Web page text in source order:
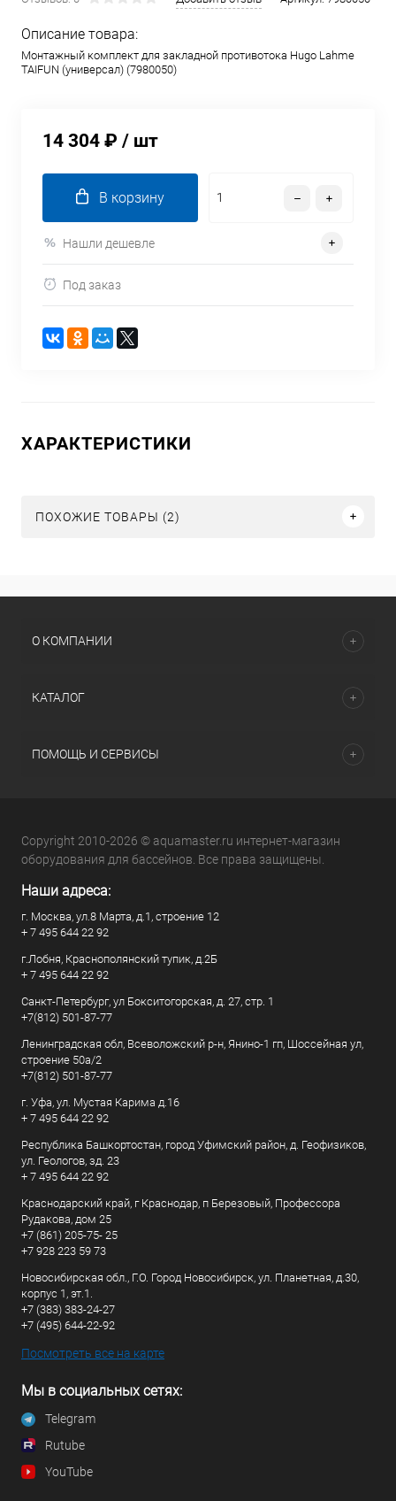
Описание товара:
Монтажный комплект для закладной противотока Hugo Lahme
TAIFUN (универсал) (7980050)
14 304 ₽ / шт
В корзину
Нашли дешевле
Под заказ
ХАРАКТЕРИСТИКИ
ПОХОЖИЕ ТОВАРЫ (2)
О КОМПАНИИ
КАТАЛОГ
ПОМОЩЬ И СЕРВИСЫ
Copyright 2010-2026 © aquamaster.ru интернет-магазин
оборудования для бассейнов. Все права защищены.
Наши адреса:
г. Москва, ул.8 Марта, д.1, строение 12
+ 7 495 644 22 92
г.Лобня, Краснополянский тупик, д.2Б
+ 7 495 644 22 92
Санкт-Петербург, ул Бокситогорская, д. 27, стр. 1
+7(812) 501-87-77
Ленинградская обл, Всеволожский р-н, Янино-1 гп, Шоссейная ул,
строение 50а/2
+7(812) 501-87-77
г. Уфа, ул. Мустая Карима д.16
+ 7 495 644 22 92
Республика Башкортостан, город Уфимский район, д. Геофизиков,
ул. Геологов, зд. 23
+ 7 495 644 22 92
Краснодарский край, г Краснодар, п Березовый, Профессора
Рудакова, дом 25
+7 (861) 205-75- 25
+7 928 223 59 73
Новосибирская обл., Г.О. Город Новосибирск, ул. Планетная, д.30,
корпус 1, эт.1.
+7 (383) 383-24-27
+7 (495) 644-22-92
Посмотреть все на карте
Мы в социальных сетях:
Telegram
Rutube
YouTube